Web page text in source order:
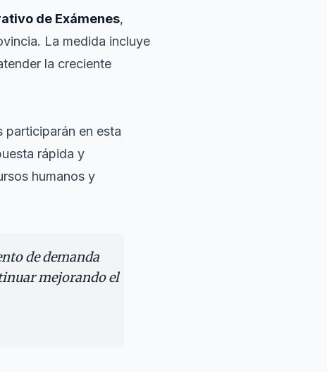
de Exámenes,
La medida incluye
la creciente
participarán en esta
rápida y
humanos y
de demanda
mejorando el